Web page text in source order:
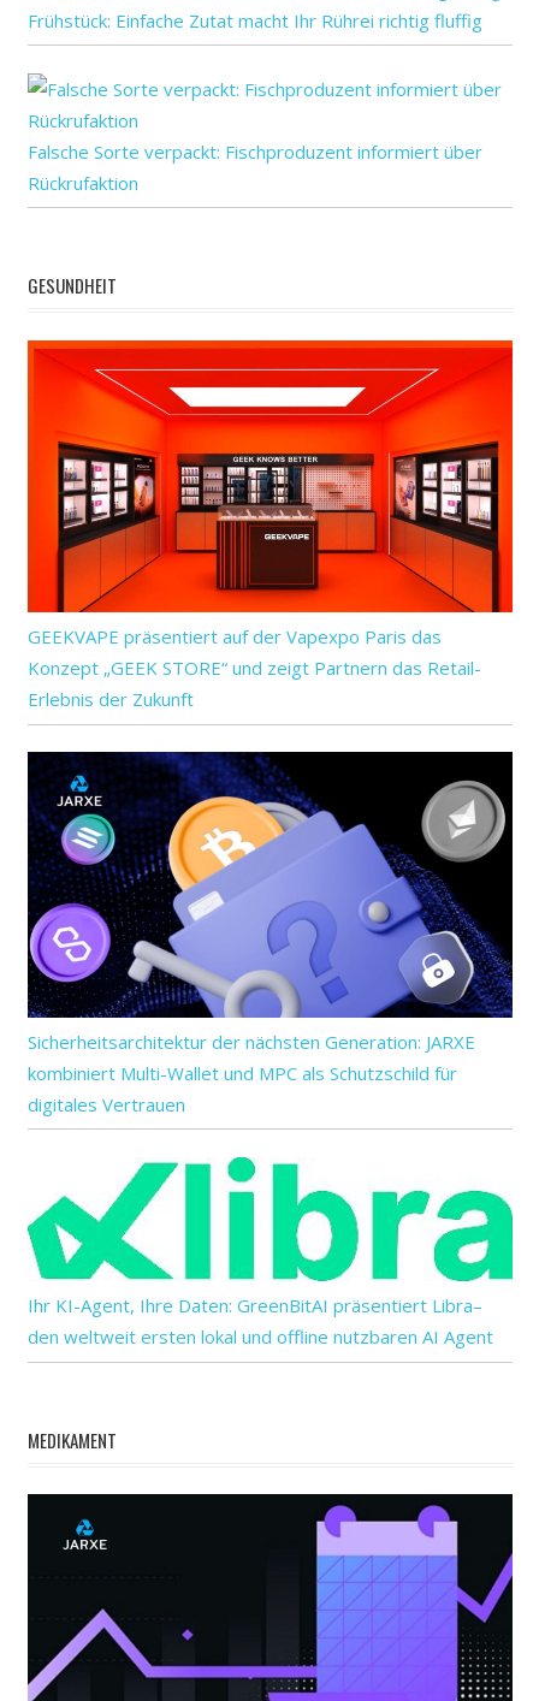
Frühstück: Einfache Zutat macht Ihr Rührei richtig fluffig
Falsche Sorte verpackt: Fischproduzent informiert über
Rückrufaktion
GESUNDHEIT
GEEKVAPE präsentiert auf der Vapexpo Paris das
Konzept „GEEK STORE“ und zeigt Partnern das Retail-
Erlebnis der Zukunft
Sicherheitsarchitektur der nächsten Generation: JARXE
kombiniert Multi-Wallet und MPC als Schutzschild für
digitales Vertrauen
Ihr KI-Agent, Ihre Daten: GreenBitAI präsentiert Libra–
den weltweit ersten lokal und offline nutzbaren AI Agent
MEDIKAMENT